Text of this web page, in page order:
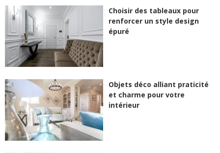
Choisir des tableaux pour
renforcer un style design
épuré
Objets déco alliant praticité
et charme pour votre
intérieur